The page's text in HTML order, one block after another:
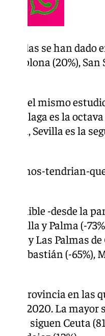
se han dado
Pamplona (20%),
en el mismo
Málaga es la
Sevilla es la
tendrian-
-desde la
Sevilla y Palma (-
y Las Palmas
Sebastián (-65%),
de provincia en las
de 2020. La mayor
Le siguen Ceuta